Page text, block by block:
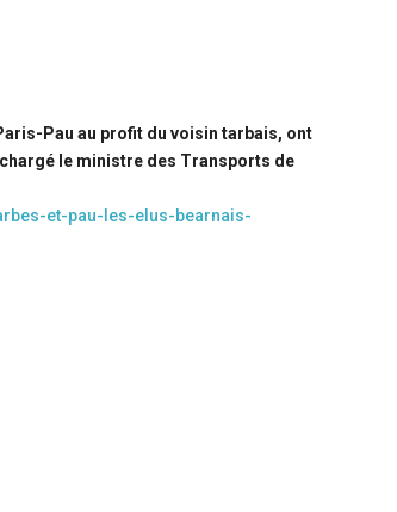
Pau au profit du voisin tarbais, ont
le ministre des Transports de
et-pau-les-elus-bearnais-